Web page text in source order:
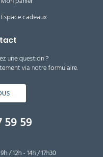
Espace cadeaux
une question ?
via notre formulaire.
59 59
/ 12h - 14h / 17h30